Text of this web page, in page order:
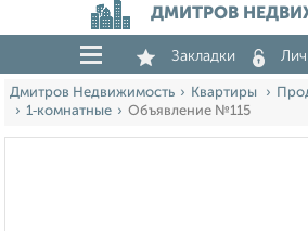
ДМИТРОВ
Закладки
Дмитров Недвижимость Квартиры
1‑комнатные
Объявление №115